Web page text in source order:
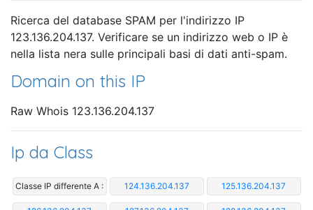
Ricerca del database SPAM per l'indirizzo IP
123.136.204.137. Verificare se un indirizzo web o IP è
nella lista nera sulle principali basi di dati anti-spam.
Domain on this IP
Raw Whois 123.136.204.137
Ip da Class
Classe IP differente A : 124.136.204.137 125.136.204.137